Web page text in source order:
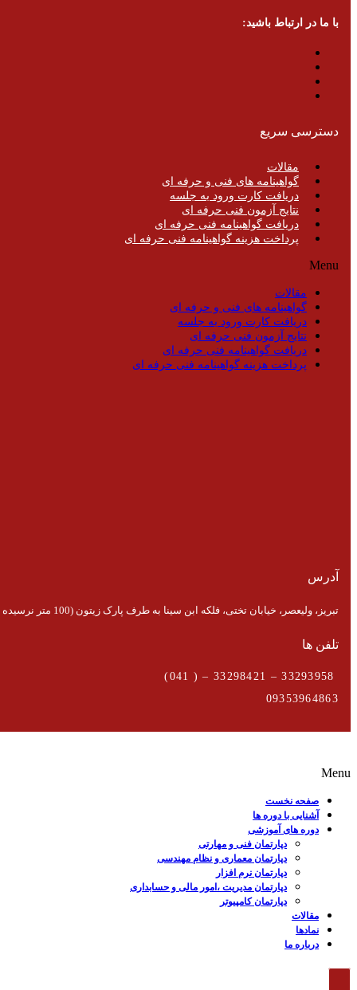
با ما در ارتباط باشید:
دسترسی سریع
مقالات
گواهینامه های فنی و حرفه ای
دریافت کارت ورود به جلسه
نتایج آزمون فنی حرفه ای
دریافت گواهینامه فنی حرفه ای
پرداخت هزینه گواهینامه فنی حرفه ای
Menu
مقالات
گواهینامه های فنی و حرفه ای
دریافت کارت ورود به جلسه
نتایج آزمون فنی حرفه ای
دریافت گواهینامه فنی حرفه ای
پرداخت هزینه گواهینامه فنی حرفه ای
آدرس
تبریز، ولیعصر، خیابان تختی، فلکه ابن سینا به طرف پارک زیتون (100 متر نرسیده به پارک)
تلفن ها
09353964863
Menu
صفحه نخست
آشنایی با دوره ها
دوره های آموزشی
دپارتمان فنی و مهارتی
دپارتمان معماری و نظام مهندسی
دپارتمان نرم افزار
دپارتمان مدیریت ،امور مالی و حسابداری
دپارتمان کامپیوتر
مقالات
نمادها
درباره ما